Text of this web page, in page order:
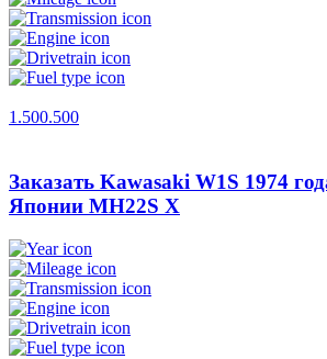
1.500.500
Заказать Kawasaki W1S 1974
Японии MH22S X